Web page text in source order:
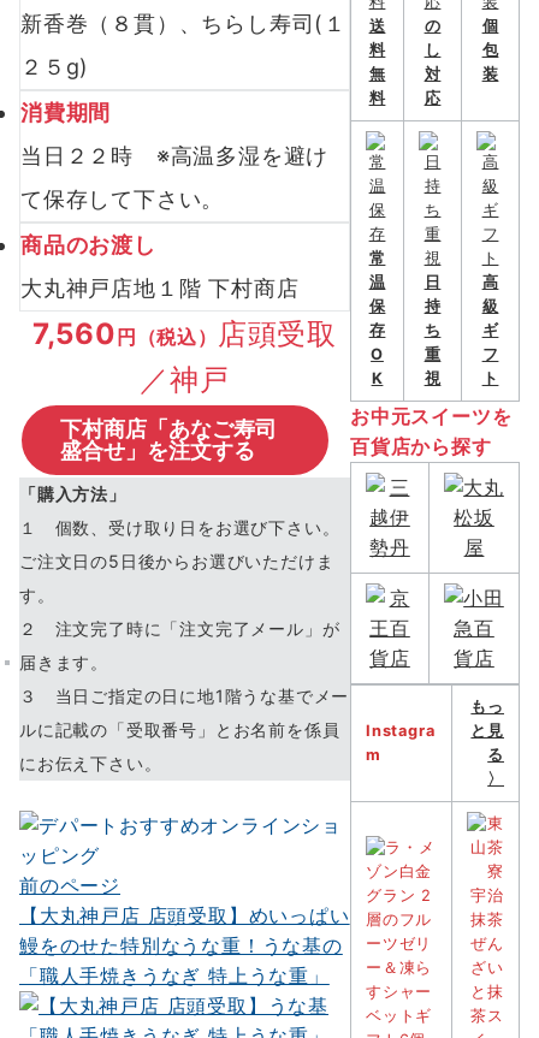
新香巻（８貫）、ちらし寿司(１
２５g)
消費期間
当日２２時 ※高温多湿を避け
て保存して下さい。
商品のお渡し
大丸神戸店地１階 下村商店
7,560 円（税込） 店頭受取
／神戸
下村商店「あなご寿司
盛合せ」を注文する
「購入方法」
１ 個数、受け取り日をお選び下さい。
ご注文日の5日後からお選びいただけま
す。
２ 注文完了時に「注文完了メール」が
届きます。
３ 当日ご指定の日に地1階うな基でメー
ルに記載の「受取番号」とお名前を係員
にお伝え下さい。
投
稿
ナ
ビ
前のページ
【大丸神戸店 店頭受取】めいっぱい
鰻をのせた特別なうな重！うな基の
「職人手焼きうなぎ 特上うな重」
送
料
無
料
の
し
対
応
個
包
装
常
温
保
存
O
K
日
持
ち
重
視
高
級
ギ
フ
ト
お中元スイーツを
百貨店から探す
Instagra
m
もっ
と見
る
〉